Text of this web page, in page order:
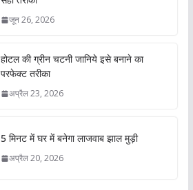
जून 26, 2026
होटल की ग्रीन चटनी जानिये इसे बनाने का
परफेक्ट तरीका
अप्रैल 23, 2026
5 मिनट में घर में बनेगा लाजवाब झाल मुड़ी
अप्रैल 20, 2026